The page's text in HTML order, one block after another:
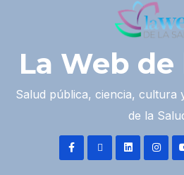
La Web de
Salud pública, ciencia, cultura
de la